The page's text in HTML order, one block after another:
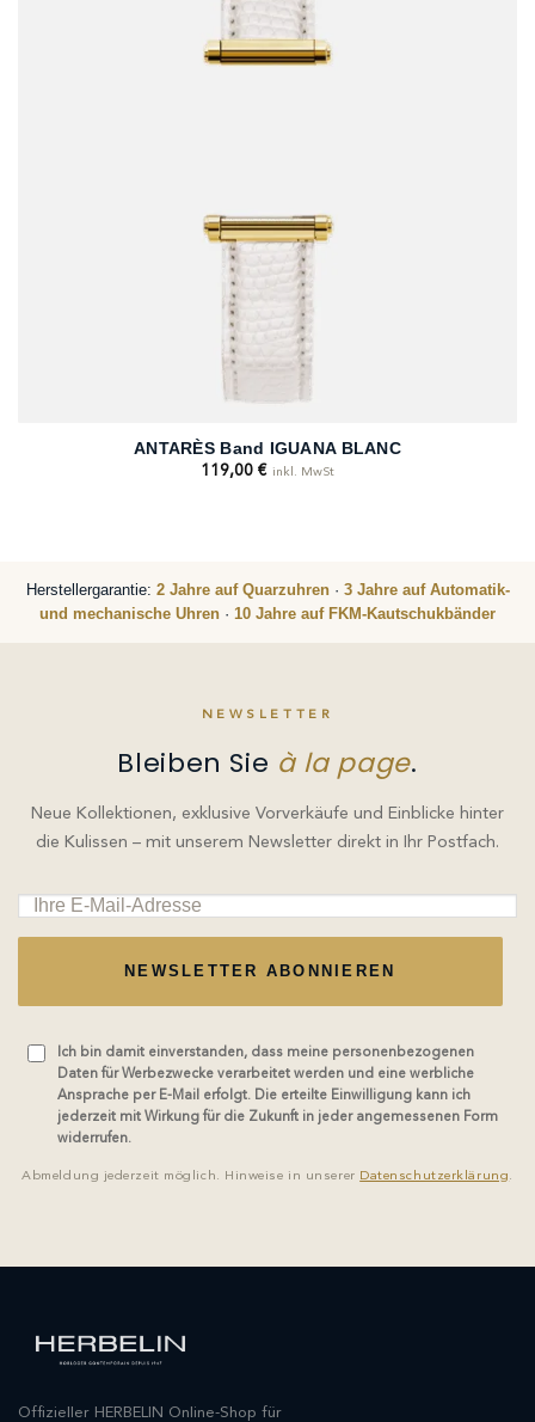
ANTARÈS Band IGUANA BLANC
119,00 € inkl. MwSt
Herstellergarantie: 2 Jahre auf Quarzuhren· 3 Jahre auf Automatik-
und mechanische Uhren · 10 Jahre auf FKM-Kautschukbänder
NEWSLETTER
Bleiben Sie à la page.
Neue Kollektionen, exklusive Vorverkäufe und Einblicke hinter
die Kulissen – mit unserem Newsletter direkt in Ihr Postfach.
NEWSLETTER ABONNIEREN
Ich bin damit einverstanden, dass meine personenbezogenen
Daten für Werbezwecke verarbeitet werden und eine werbliche
Ansprache per E-Mail erfolgt. Die erteilte Einwilligung kann ich
jederzeit mit Wirkung für die Zukunft in jeder angemessenen Form
widerrufen.
Abmeldung jederzeit möglich. Hinweise in unserer Datenschutzerklärung.
Offizieller HERBELIN Online-Shop für